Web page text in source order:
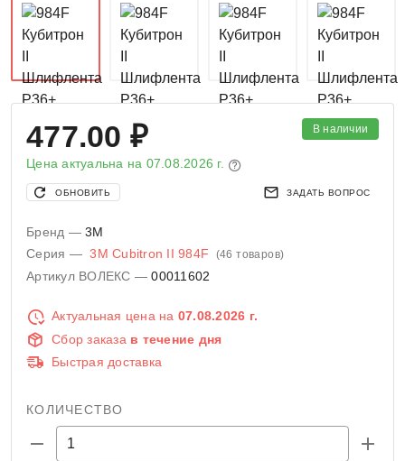
В наличии
477.00 ₽
Цена актуальна на 07.08.2026 г.
ОБНОВИТЬ ЗАДАТЬ ВОПРОС
Бренд — 3M
Серия — 3M Cubitron II 984F (46 товаров)
Артикул ВОЛЕКС —00011602
Актуальная цена на 07.08.2026 г.
Сбор заказа в течение дня
Быстрая доставка
КОЛИЧЕСТВО